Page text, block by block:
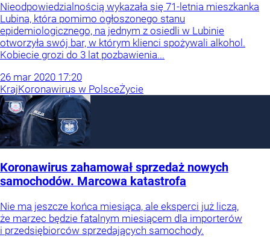
Nieodpowiedzialnością wykazała się 71-letnia mieszkanka
Lubina, która pomimo ogłoszonego stanu
epidemiologicznego, na jednym z osiedli w Lubinie
otworzyła swój bar, w którym klienci spożywali alkohol.
Kobiecie grozi do 3 lat pozbawienia...
26 mar 2020 17:20
KrajKoronawirus w PolsceŻycie
Koronawirus zahamował sprzedaż nowych
samochodów. Marcowa katastrofa
Nie ma jeszcze końca miesiąca, ale eksperci już liczą,
że marzec będzie fatalnym miesiącem dla importerów
i przedsiębiorców sprzedających samochody.